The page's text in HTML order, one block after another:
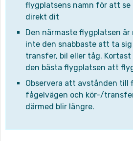
flygplatsens namn för att se
direkt dit
Den närmaste flygplatsen
inte den snabbaste att ta
transfer, bil eller tåg.
den bästa flygplatsen att
Observera att avstånden till
fågelvägen och kör-/
därmed blir längre.